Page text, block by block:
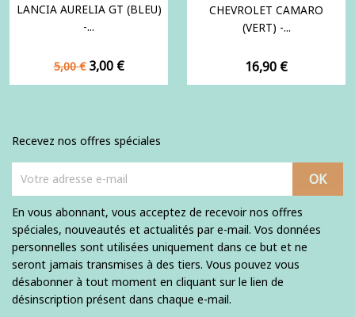
LANCIA AURELIA GT (BLEU)
-...
Prix
de
5,00 € Prix
3,00 €
CHEVROLET CAMARO
(VERT) -...
Prix
16,90 €
Recevez nos offres spéciales
En vous abonnant, vous acceptez de recevoir nos offres
spéciales, nouveautés et actualités par e-mail. Vos données
personnelles sont utilisées uniquement dans ce but et ne
seront jamais transmises à des tiers. Vous pouvez vous
désabonner à tout moment en cliquant sur le lien de
désinscription présent dans chaque e-mail.